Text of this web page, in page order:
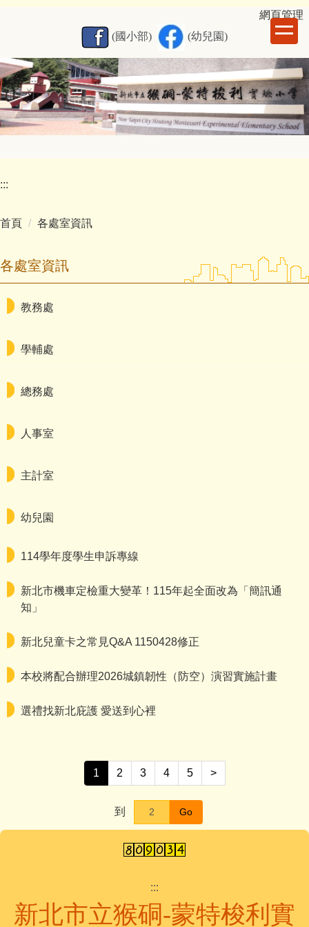
要
內
容
區
網頁管理
(國小部)
(幼兒園)
:::
首頁 各處室資訊
各處室資訊
教務處
學輔處
總務處
人事室
主計室
幼兒園
114學年度學生申訴專線
新北市機車定檢重大變革！115年起全面改為「簡訊通
知」
新北兒童卡之常見Q&A 1150428修正
本校將配合辦理2026城鎮韌性（防空）演習實施計畫
選禮找新北庇護 愛送到心裡
1 2 3 4 5 >
到 Go
:::
新北市立猴硐-蒙特梭利實